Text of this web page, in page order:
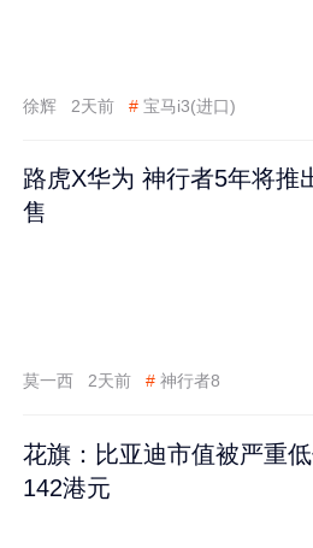
徐辉 2天前 # 宝马i3(进口)
路虎X华为 神行者5年将推
售
莫一西 2天前 # 神行者8
花旗：比亚迪市值被严重
142港元